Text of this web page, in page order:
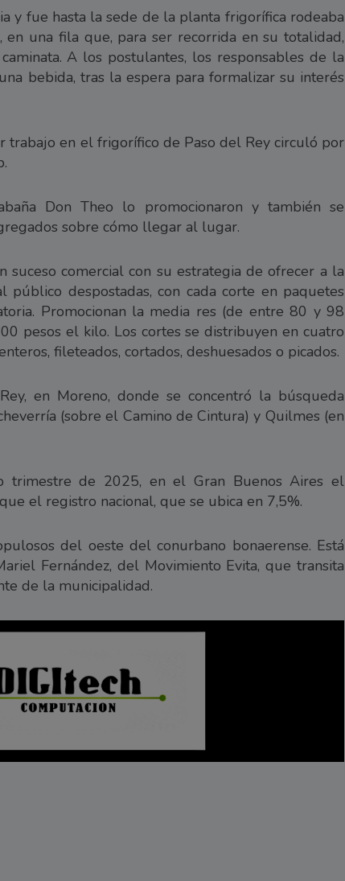
y fue hasta la sede de la planta frigorífica rodeaba
en una fila que, para ser recorrida en su totalidad,
A los postulantes, los responsables de la
bebida, tras la espera para formalizar su interés
trabajo en el frigorífico de Paso del Rey circuló por
Don Theo lo promocionaron y también se
sobre cómo llegar al lugar.
comercial con su estrategia de ofrecer a la
público despostadas, con cada corte en paquetes
Promocionan la media res (de entre 80 y 98
pesos el kilo. Los cortes se distribuyen en cuatro
fileteados, cortados, deshuesados o picados.
en Moreno, donde se concentró la búsqueda
(sobre el Camino de Cintura) y Quilmes (en
trimestre de 2025, en el Gran Buenos Aires el
el registro nacional, que se ubica en 7,5%.
del oeste del conurbano bonaerense. Está
Fernández, del Movimiento Evita, que transita
de la municipalidad.